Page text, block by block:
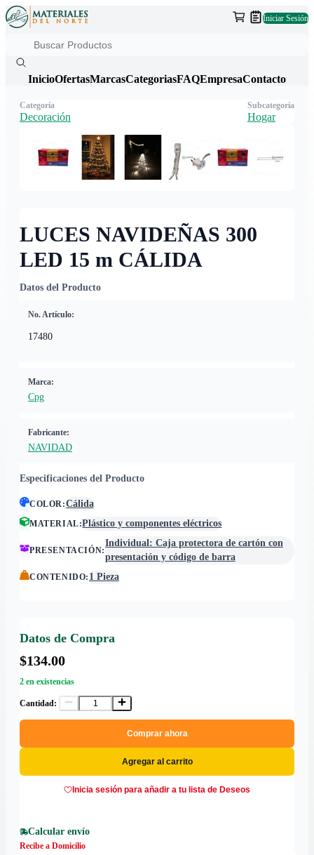
Iniciar Sesión
InicioOfertasMarcasCategoriasFAQEmpresaContacto
LUCES NAVIDEÑAS 300
LED 15 m CÁLIDA
Datos del Producto
No. Artículo:
17480
Marca:
Cpg
Fabricante:
NAVIDAD
Especificaciones del Producto
COLOR:Cálida
MATERIAL:Plástico y componentes eléctricos
PRESENTACIÓN:
Individual: Caja protectora de cartón con
presentación y código de barra
CONTENIDO: 1 Pieza
Datos de Compra
$134.00
2 en existencias
Cantidad:
Comprar ahora
Agregar al carrito
Inicia sesión para añadir a tu lista de Deseos
Calcular envío
Recibe a Domicilio
Categoría
Decoración
Subcategoría
Hogar